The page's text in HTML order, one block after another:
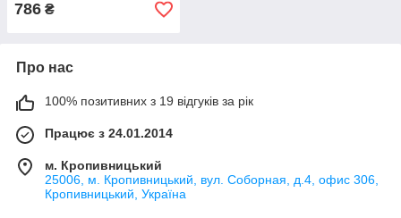
786 ₴
Про нас
100% позитивних з 19 відгуків за рік
Працює з 24.01.2014
м. Кропивницький
25006, м. Кропивницький, вул. Соборная, д.4, офис 306,
Кропивницький, Україна